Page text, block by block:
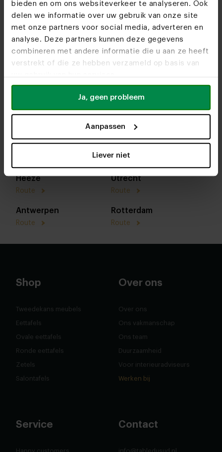
bieden en om ons websiteverkeer te analyseren. Ook
delen we informatie over uw gebruik van onze site
met onze partners voor social media, adverteren en
analyse. Deze partners kunnen deze gegevens
combineren met andere informatie die u aan ze heeft
verstrekt of die ze hebben verzameld op basis van
Ja, geen probleem
Aanpassen
Liever niet
In onze woonwinkels kun je altijd terecht voor
interieuradvies, stof- en kleurstalen of om je favo
Heeze
Route
Utrecht
Route
Antwerpen
Route
Rotterdam
Route
Shop
Tweedekans meubels
Eettafels
Ovale eettafels
Ronde eettafels
Zetels
Salontafels
Over ons
Over ons
Ons vakmanschap
Ons team
Duurzaamheid
Voor interieuradviseurs
Werken bij
Service Contact